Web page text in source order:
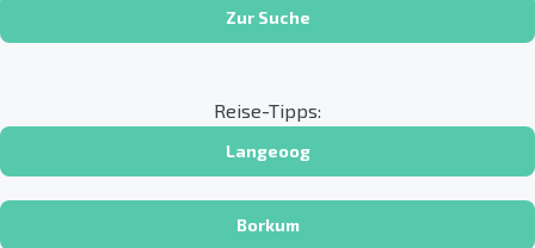
Zur Suche
Reise-Tipps:
Langeoog
Borkum